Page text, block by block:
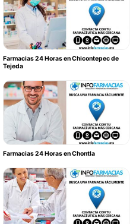
Farmacias 24 Horas en Chicontepec de
Tejeda
Farmacias 24 Horas en Chontla